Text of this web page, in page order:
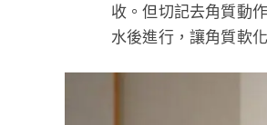
收。但切記去角質動
水後進行，讓角質軟